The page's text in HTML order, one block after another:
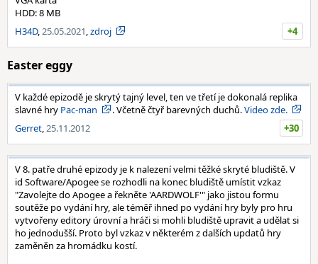
HDD: 8 MB
H34D,25.05.2021,zdroj +4
Easter eggy
V každé epizodě je skrytý tajný level, ten ve třetí je dokonalá replika
slavné hry Pac-man . Včetně čtyř barevných duchů.Video zde.
Gerret,25.11.2012 +30
V 8. patře druhé epizody je k nalezení velmi těžké skryté bludiště. V
id Software/Apogee se rozhodli na konec bludiště umístit vzkaz
"Zavolejte do Apogee a řekněte 'AARDWOLF'" jako jistou formu
soutěže po vydání hry, ale téměř ihned po vydání hry byly pro hru
vytvořeny editory úrovní a hráči si mohli bludiště upravit a udělat si
ho jednodušší. Proto byl vzkaz v některém z dalších updatů hry
zaměněn za hromádku kostí.